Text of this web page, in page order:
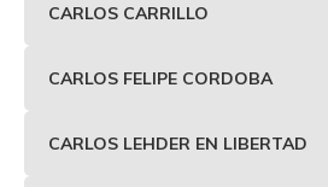
CARLOS CARRILLO
CARLOS FELIPE CORDOBA
CARLOS LEHDER EN LIBERTAD